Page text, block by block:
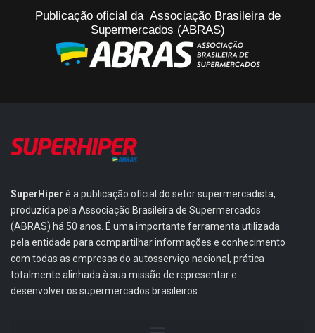
Publicação oficial da Associação Brasileira de
Supermercados (ABRAS)
SuperHiper é a publicação oficial do setor supermercadista,
produzida pela Associação Brasileira de Supermercados
(ABRAS) há 50 anos. É uma importante ferramenta utilizada
pela entidade para compartilhar informações e conhecimento
com todas as empresas do autosserviço nacional, prática
totalmente alinhada à sua missão de representar e
desenvolver os supermercados brasileiros.